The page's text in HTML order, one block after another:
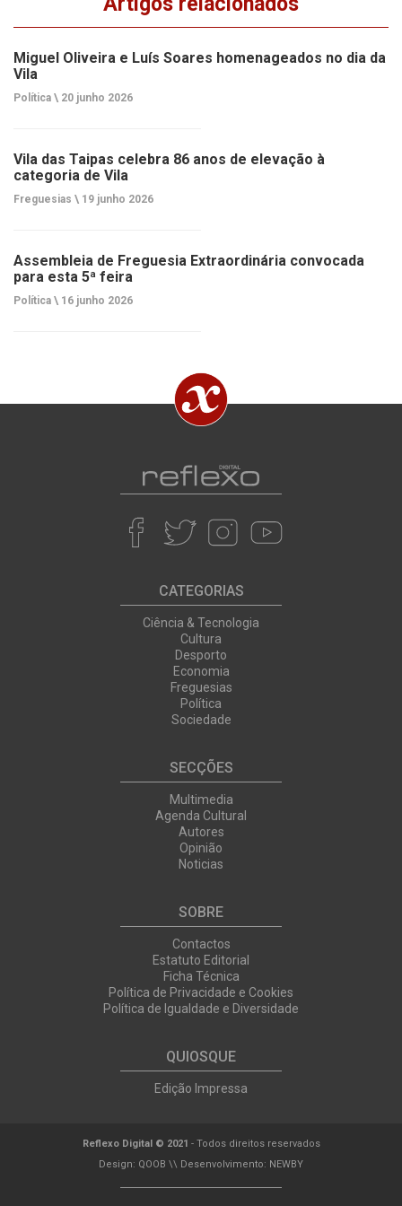
Miguel Oliveira e Luís Soares homenageados no dia da
Vila
Política \ 20 junho 2026
Vila das Taipas celebra 86 anos de elevação à
categoria de Vila
Freguesias \ 19 junho 2026
Assembleia de Freguesia Extraordinária convocada
para esta 5ª feira
Política \ 16 junho 2026
CATEGORIAS
Ciência & Tecnologia
Cultura
Desporto
Economia
Freguesias
Política
Sociedade
SECÇÕES
Multimedia
Agenda Cultural
Autores
Opinião
Noticias
SOBRE
Contactos
Estatuto Editorial
Ficha Técnica
Política de Privacidade e Cookies
Política de Igualdade e Diversidade
QUIOSQUE
Edição Impressa
Reflexo Digital © 2021 - Todos direitos reservados
Design: QOOB \\ Desenvolvimento: NEWBY